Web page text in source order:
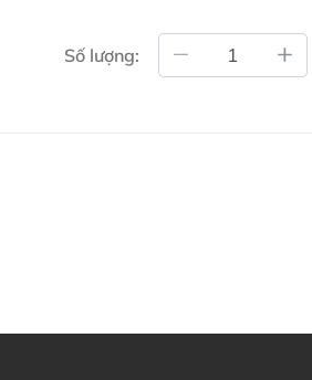
Số lượng: